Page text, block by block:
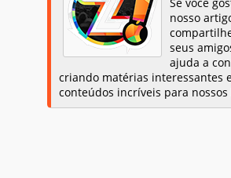
nosso
seus
ajuda a
criando matérias interessantes
conteúdos incríveis para